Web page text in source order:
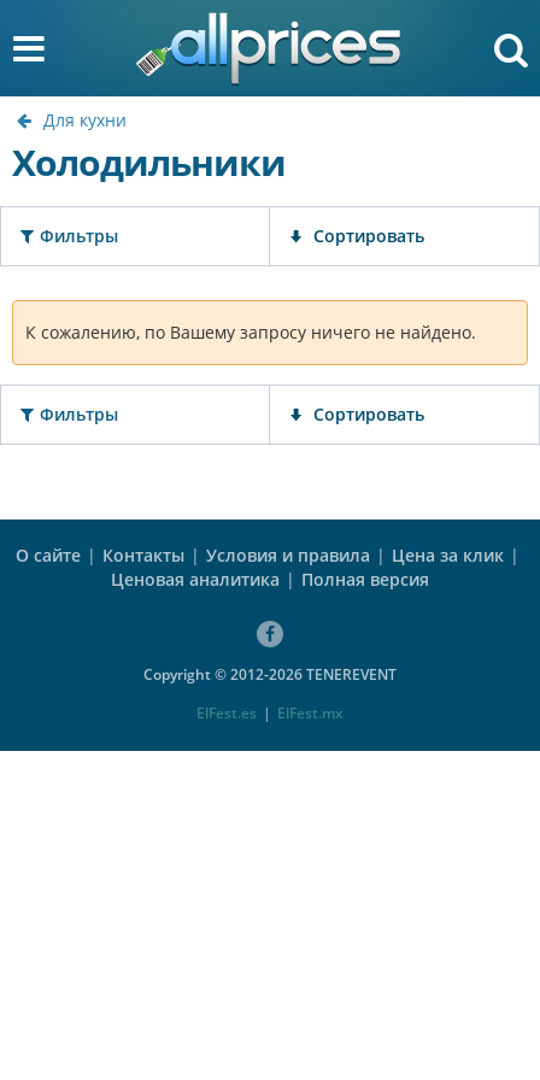
Для кухни
Холодильники
Фильтры Сортировать
К сожалению, по Вашему запросу ничего не найдено.
Фильтры Сортировать
О сайте | Контакты | Условия и правила | Цена за клик |
Ценовая аналитика | Полная версия
Copyright © 2012-2026 TENEREVENT
ElFest.es | ElFest.mx